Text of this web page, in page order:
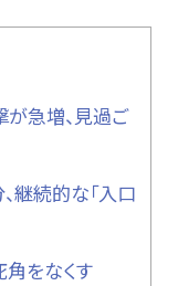
急増、見過ご
継続的な「入口
をなくす